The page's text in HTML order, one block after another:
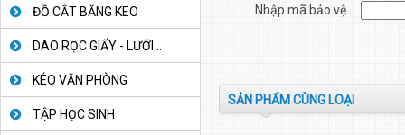
ĐỒ CẮT BĂNG KEO
DAO RỌC GIẤY - LƯỠI...
KÉO VĂN PHÒNG
TẬP HỌC SINH
Nhập mã bảo vệ
SẢN PHẨM CÙNG LOẠI